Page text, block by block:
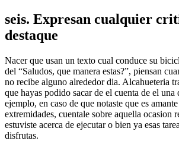
seis. Expresan cualquier
destaque
Nacer que usan un texto cual conduce su
del “Saludos, que manera estas?”, piensan
no recibe alguno alrededor dia. Alcahueteria
que hayas podido sacar de el cuenta de el una
ejemplo, en caso de que notaste que es
extremidades, cuentale sobre aquella ocasion
estuviste acerca de ejecutar o bien ya esas
disfrutas.